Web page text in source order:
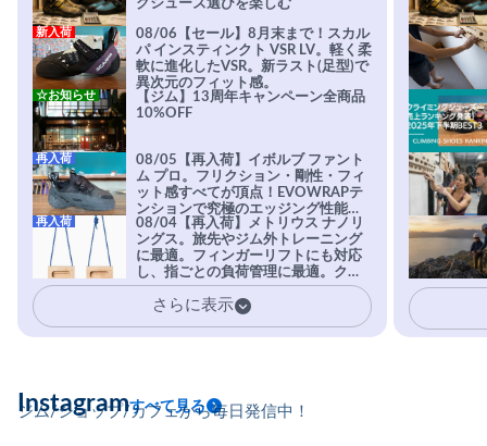
グシューズ選びを楽しむ
08/06【セール】8月末まで！スカル
パ インスティンクト VSR LV。軽く柔
軟に進化したVSR。新ラスト(足型)で
異次元のフィット感。
新入荷
【ジム】13周年キャンペーン全商品
10%OFF
☆お知らせ
08/05【再入荷】イボルブ ファント
ム プロ。フリクション・剛性・フィ
ット感すべてが頂点！EVOWRAPテ
ンションで究極のエッジング性能を
実現。進化系ラバーEvo-74はTRAX
を凌駕する粘着力で極小ホールドに
安心感。
再入荷
08/04【再入荷】メトリウス ナノリ
ングス。旅先やジム外トレーニング
に最適。フィンガーリフトにも対応
し、指ごとの負荷管理に最適。クラ
イマーの指を本気で鍛えるギア。
再入荷
さらに表示
ジム/ショップ/カフェから毎日発信中！
Instagramすべて見る